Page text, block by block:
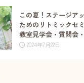
この夏！ステージア
ためのリトミックセ
教室見学会・質問会
2024年7月22日